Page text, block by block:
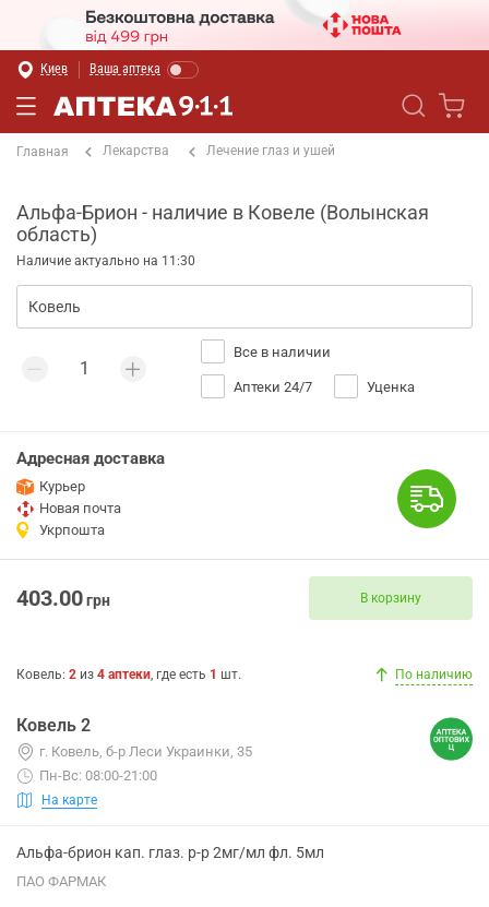
Киев Ваша аптека
Главная Лекарства Лечение глаз и ушей
Альфа-Брион - наличие в Ковеле (Волынская
область)
Наличие актуально на 11:30
Все в наличии
Аптеки 24/7 Уценка
Адресная доставка
Курьер
Новая почта
Укрпошта
403.00грн В корзину
Ковель: 2 из 4 аптеки, где есть 1 шт. По наличию
Ковель 2
г. Ковель, б-р Леси Украинки, 35
Пн-Вс: 08:00-21:00
На карте
Альфа-брион кап. глаз. р-р 2мг/мл фл. 5мл
ПАО ФАРМАК